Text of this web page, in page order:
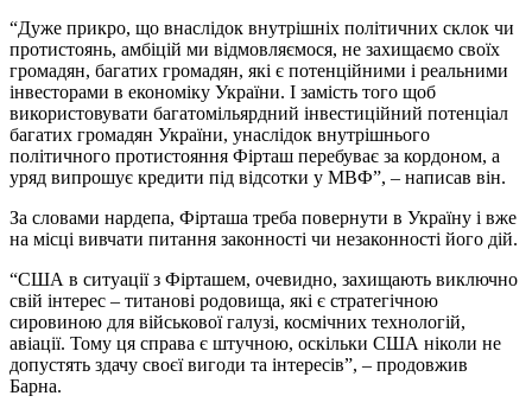
“Дуже прикро, що внаслідок внутрішніх політичних склок чи
протистоянь, амбіцій ми відмовляємося, не захищаємо своїх
громадян, багатих громадян, які є потенційними і реальними
інвесторами в економіку України. І замість того щоб
використовувати багатомільярдний інвестиційний потенціал
багатих громадян України, унаслідок внутрішнього
політичного протистояння Фірташ перебуває за кордоном, а
уряд випрошує кредити під відсотки у МВФ”, – написав він.
За словами нардепа, Фірташа треба повернути в Україну і вже
на місці вивчати питання законності чи незаконності його дій.
“США в ситуації з Фірташем, очевидно, захищають виключно
свій інтерес – титанові родовища, які є стратегічною
сировиною для військової галузі, космічних технологій,
авіації. Тому ця справа є штучною, оскільки США ніколи не
допустять здачу своєї вигоди та інтересів”, – продовжив
Барна.